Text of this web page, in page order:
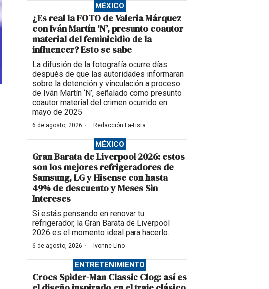
MÉXICO
¿Es real la FOTO de Valeria Márquez
con Iván Martín ‘N’, presunto coautor
material del feminicidio de la
influencer? Esto se sabe
La difusión de la fotografía ocurre días
después de que las autoridades informaran
sobre la detención y vinculación a proceso
de Iván Martín ‘N’, señalado como presunto
coautor material del crimen ocurrido en
mayo de 2025
6 de agosto, 2026 · Redacción La-Lista
MÉXICO
Gran Barata de Liverpool 2026: estos
son los mejores refrigeradores de
Samsung, LG y Hisense con hasta
49% de descuento y Meses Sin
Intereses
Si estás pensando en renovar tu
refrigerador, la Gran Barata de Liverpool
2026 es el momento ideal para hacerlo.
6 de agosto, 2026 · Ivonne Lino
ENTRETENIMIENTO
Crocs Spider-Man Classic Clog: así es